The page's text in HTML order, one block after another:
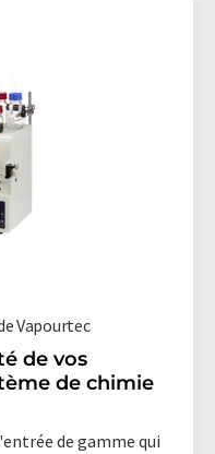
Vapourtec
de vos
de chimie
de gamme qui